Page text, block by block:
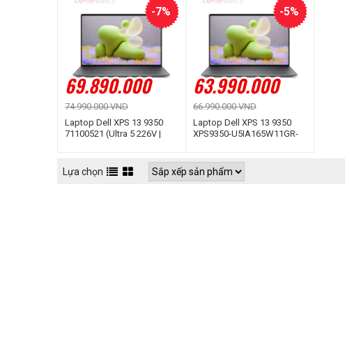
69.890.000
74.990.000 VND
-7%
Laptop Dell XPS 13 9350
71100521 (Ultra 5 226V |
Cảm ứng | Win 11 | Office |
Đen)
63.990.000
66.990.000 VND
-5%
Laptop Dell XPS 13 9350
XPS9350-U5IA165W11GR-
graphics | 13.4inch QHD+
120Hz | Cảm ứng | Win 11 |
Lựa chọn